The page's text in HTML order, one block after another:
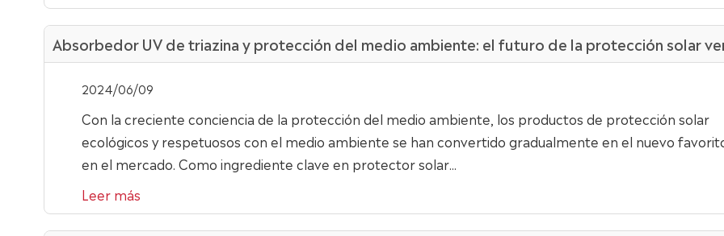
Absorbedor UV de triazina y protección del medio ambiente: el futuro de la protección solar
2024/06/09
Con la creciente conciencia de la protección del medio ambiente, los productos de protección solar
ecológicos y respetuosos con el medio ambiente se han convertido gradualmente en el nuevo
en el mercado. Como ingrediente clave en protector solar...
Leer más